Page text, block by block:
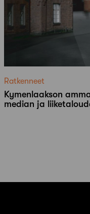
Ratkenneet
Kymenlaakson
median ja